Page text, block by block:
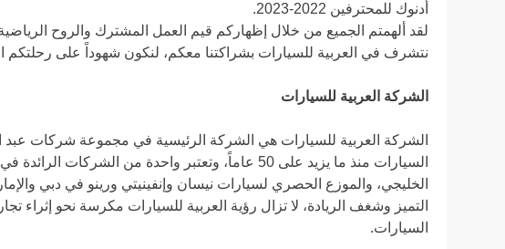
أدنوك للمحترفين 2022-2023.
لقد ألهمتم الجميع من خلال إظهاركم قيم العمل المشترك والروح
نتشرف في العربية للسيارات بشراكتنا معكم، لنكون شهوداً على رحلتكم
الشركة العربية للسيارات
الشركة العربية للسيارات هي الشركة الرئيسية في مجموعة شركات
السيارات منذ ما يزيد على 50 عاماً، وتعتبر واحدة من
التميز وشغف الريادة، لا تزال رؤية العربية للسيارات مكرسة نحو إثراء
السيارات.